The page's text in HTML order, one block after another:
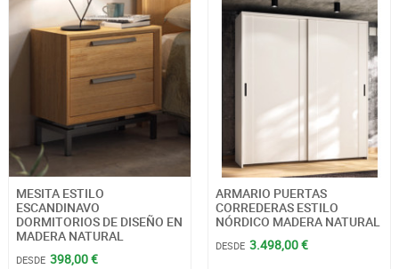
MESITA ESTILO
ESCANDINAVO
DORMITORIOS DE DISEÑO EN
MADERA NATURAL
DESDE 398,00 €
ARMARIO PUERTAS
CORREDERAS ESTILO
NÓRDICO MADERA NATURAL
DESDE 3.498,00 €